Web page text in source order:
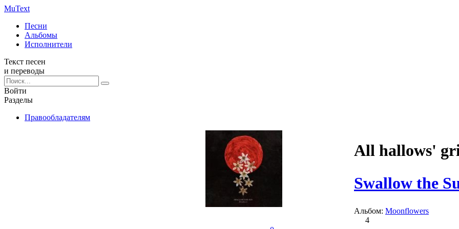
MuText
Песни
Альбомы
Исполнители
Текст песен
и переводы
Войти
Разделы
Правообладателям
All hallows'
Swallow the
Альбом: Moonflowers
4